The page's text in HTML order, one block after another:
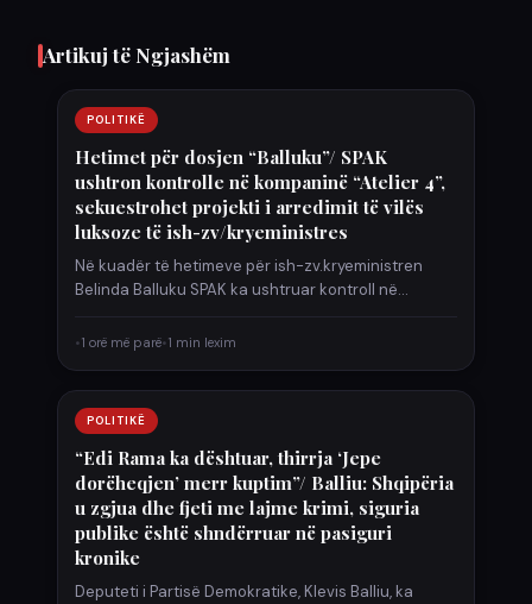
Artikuj të Ngjashëm
POLITIKË
Hetimet për dosjen “Balluku”/ SPAK
ushtron kontrolle në kompaninë “Atelier 4”,
sekuestrohet projekti i arredimit të vilës
luksoze të ish-zv/kryeministres
Në kuadër të hetimeve për ish-zv.kryeministren
Belinda Balluku SPAK ka ushtruar kontroll në
•1 orë më parë•1 min lexim
POLITIKË
“Edi Rama ka dështuar, thirrja ‘Jepe
dorëheqjen’ merr kuptim”/ Balliu: Shqipëria
u zgjua dhe fjeti me lajme krimi, siguria
publike është shndërruar në pasiguri
kronike
Deputeti i Partisë Demokratike, Klevis Balliu, ka